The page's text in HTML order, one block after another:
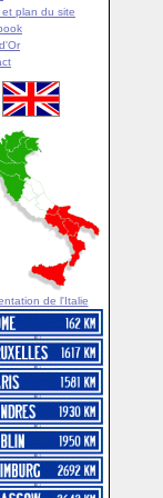
et plan du site
de l'Italie